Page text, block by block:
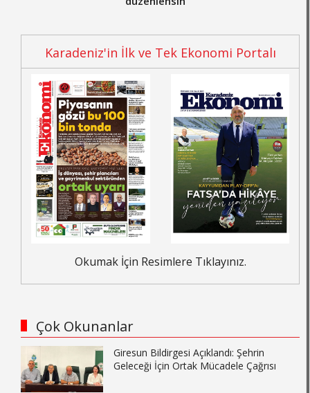
Karadeniz'in İlk ve Tek Ekonomi Portalı
Okumak İçin Resimlere Tıklayınız.
Çok Okunanlar
Giresun Bildirgesi Açıklandı: Şehrin
Geleceği İçin Ortak Mücadele Çağrısı